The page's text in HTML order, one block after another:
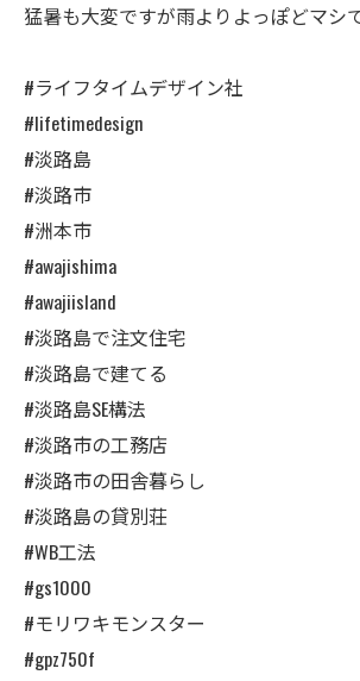
猛暑も大変ですが雨よりよっぽどマシ
#ライフタイムデザイン社
#lifetimedesign
#淡路島
#淡路市
#洲本市
#awajishima
#awajiisland
#淡路島で注文住宅
#淡路島で建てる
#淡路島SE構法
#淡路市の工務店
#淡路市の田舎暮らし
#淡路島の貸別荘
#WB工法
#gs1000
#モリワキモンスター
#gpz750f